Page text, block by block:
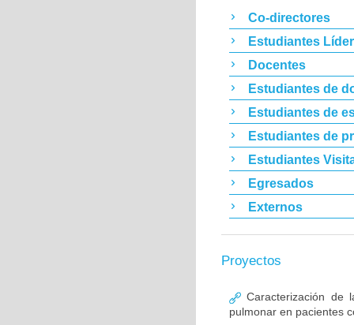
Co-directores
Estudiantes
Docentes
Estudiantes de
Estudiantes de
Estudiantes de
Estudiantes
Egresados
Externos
Proyectos
Caracterización de
pulmonar en pacientes